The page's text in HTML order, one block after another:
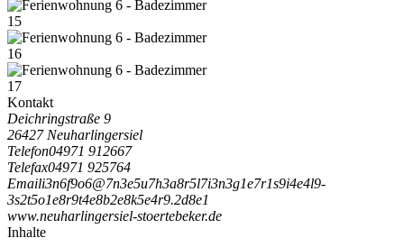
15
16
17
Kontakt
Deichringstraße 9
26427 Neuharlingersiel
Telefon04971 912667
Telefax04971 925764
Emaili3n6f9o6@7n3e5u7h3a8r5l7i3n3g1e7r1s9i4e4l9-
3s2t5o1e8r9t4e8b2e8k5e4r9.2d8e1
www.neuharlingersiel-stoertebeker.de
Inhalte